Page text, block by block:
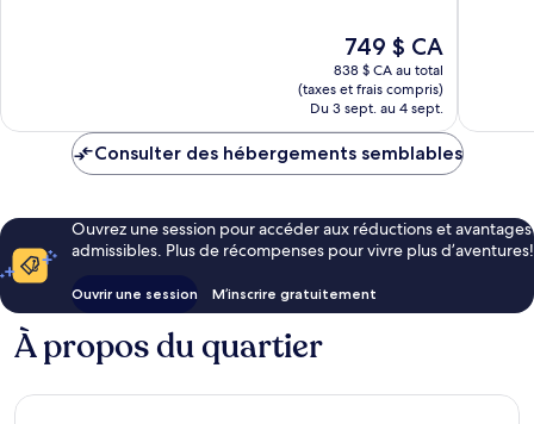
Le
prix
est
de
749 $ CA
749 $ CA
838 $ CA au total
(taxes et frais compris)
Du 3 sept. au 4 sept.
Consulter des hébergements semblables
Ouvrez une session pour accéder aux réductions et avantages
admissibles. Plus de récompenses pour vivre plus d’aventures!
Ouvrir une session M’inscrire gratuitement
À propos du quartier